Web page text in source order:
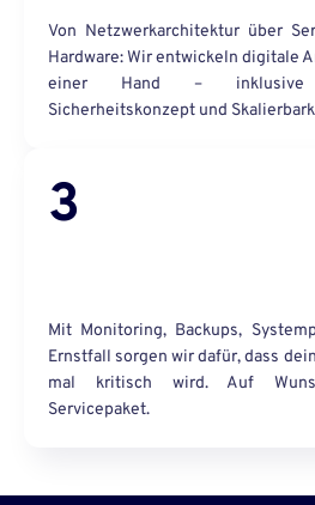
Von Netzwerkarchitektur über
Hardware: Wir entwickeln digitale
einer Hand – inklusive
Sicherheitskonzept und
3
Mit Monitoring, Backups,
Ernstfall sorgen wir dafür, dass
mal kritisch wird. Auf
Servicepaket.